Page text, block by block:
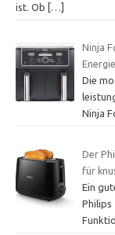
ist. Ob
[…]
Ninja
Die
Ninja
Der
für
Ein
Philips